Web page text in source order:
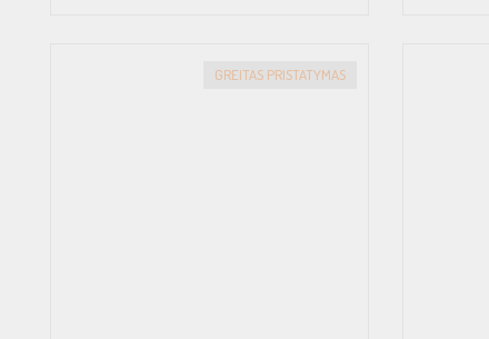
GREITAS PRISTATYMAS